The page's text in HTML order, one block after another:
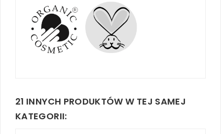
21 INNYCH PRODUKTÓW W TEJ SAMEJ
KATEGORII: